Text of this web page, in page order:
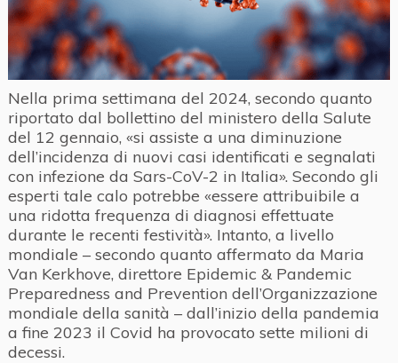
Nella prima settimana del 2024, secondo quanto
riportato dal bollettino del ministero della Salute
del 12 gennaio, «si assiste a una diminuzione
dell’incidenza di nuovi casi identificati e segnalati
con infezione da Sars-CoV-2 in Italia». Secondo gli
esperti tale calo potrebbe «essere attribuibile a
una ridotta frequenza di diagnosi effettuate
durante le recenti festività». Intanto, a livello
mondiale – secondo quanto affermato da Maria
Van Kerkhove, direttore Epidemic & Pandemic
Preparedness and Prevention dell’Organizzazione
mondiale della sanità – dall’inizio della pandemia
a fine 2023 il Covid ha provocato sette milioni di
decessi.